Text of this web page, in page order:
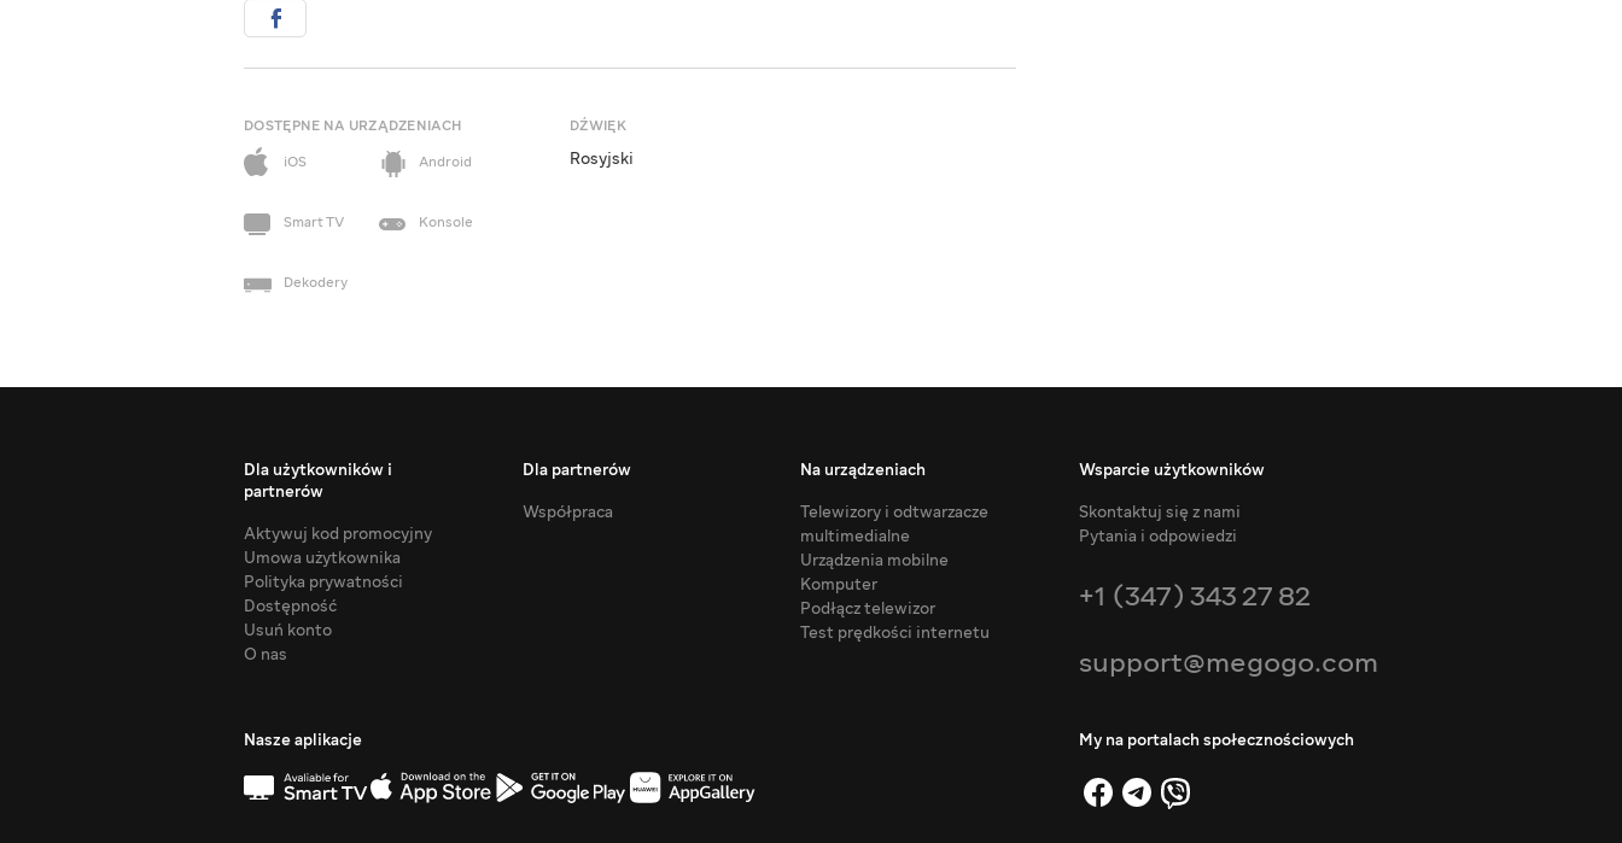
DOSTĘPNE NA URZĄDZENIACH
iOS
Android
Smart TV Konsole
Dekodery
DŹWIĘK
Rosyjski
Dla użytkowników i
partnerów
Aktywuj kod promocyjny
Umowa użytkownika
Polityka prywatności
Dostępność
Usuń konto
O nas
Dla partnerów
Współpraca
Na urządzeniach
Telewizory i odtwarzacze
multimedialne
Urządzenia mobilne
Komputer
Podłącz telewizor
Test prędkości internetu
Wsparcie użytkowników
Skontaktuj się z nami
Pytania i odpowiedzi
+1 (347) 343 27 82
support@megogo.com
Nasze aplikacje My na portalach społecznościowych